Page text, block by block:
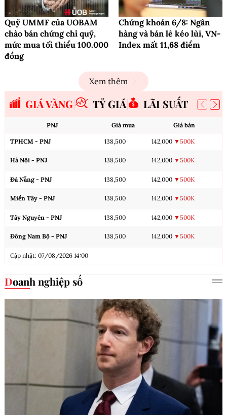
Quỹ UMMF của UOBAM
chào bán chứng chỉ quỹ,
mức mua tối thiểu 100.000
đồng
Chứng khoán 6/8: Ngân
hàng và bán lẻ kéo lùi, VN-
Index mất 11,68 điểm
Xem thêm
GIÁ VÀNG TỶ GIÁ LÃI SUẤT
PNJ Giá mua Giá bán
TPHCM - PNJ 138,500 142,000 ▼500K
Hà Nội - PNJ 138,500 142,000 ▼500K
Đà Nẵng - PNJ 138,500 142,000 ▼500K
Miền Tây - PNJ 138,500 142,000 ▼500K
Tây Nguyên - PNJ 138,500 142,000 ▼500K
Đông Nam Bộ - PNJ 138,500 142,000 ▼500K
Cập nhật: 07/08/2026 14:00
Doanh nghiệp số